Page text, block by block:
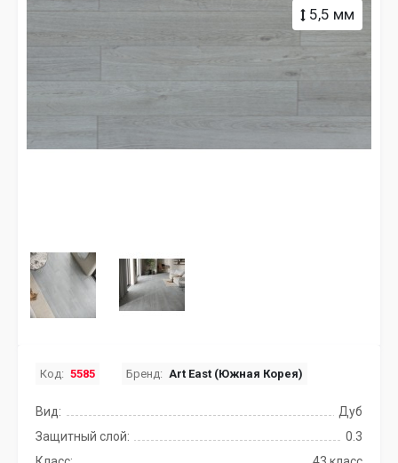
5,5 мм
Код: 5585 Бренд: Art East (Южная Корея)
Вид:
Дуб
Защитный слой:
0.3